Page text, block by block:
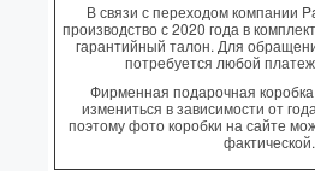
В связи с переходом компании
производство с 2020 года в
гарантийный талон. Для
потребуется любой
Фирменная подарочная
измениться в зависимости от
поэтому фото коробки на сайте
фактической.